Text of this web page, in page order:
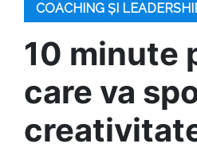
COACHING ȘI
10 minute
care va